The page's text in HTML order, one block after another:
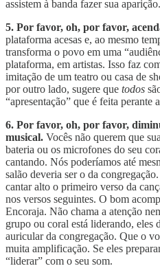
assistem à banda fazer sua aparição.
5. Por favor, oh, por favor,
plataforma acesas e, ao mesmo
transforma o povo em uma
plataforma, em artistas. Isso faz
imitação de um teatro ou casa de
por outro lado, sugere que todos
“apresentação” que é feita
6. Por favor, oh, por favor,
musical. Vocês não querem que
bateria ou os microfones do seu
cantando. Nós poderíamos até
salão deveria ser o da
cantar alto o primeiro verso da
nos versos seguintes. O bom
Encoraja. Não chama a atenção
grupo ou coral está liderando, eles
auricular da congregação. Que o
muita amplificação. Se eles
“liderar” com o seu som.